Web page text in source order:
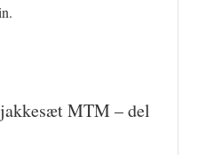
MTM – del